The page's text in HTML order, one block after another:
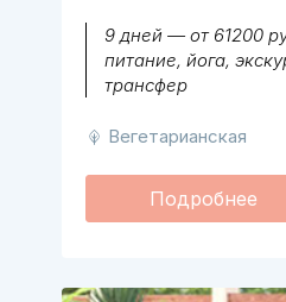
9 дней — от 61200
питание, йога,
трансфер
Вегетарианская
Подробнее